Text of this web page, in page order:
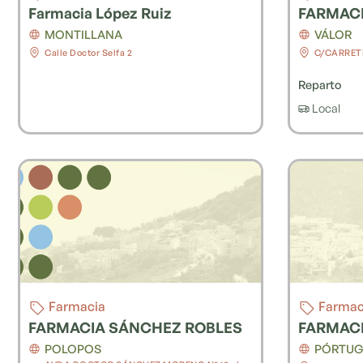
Farmacia López Ruiz
MONTILLANA
Calle Doctor Selfa 2
VÁLOR
C/
Reparto
Local
Farmacia
FARMACIA SÁNCHEZ ROBLES
POLOPOS